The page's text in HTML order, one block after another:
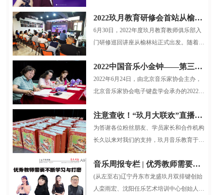
2022玖月教育研修会首站从榆林启航
6月30日，2022年度玖月教育教师俱乐部入
门研修巡回讲座从榆林站正式出发。随着疫
2022中国音乐小金钟——第三届全国电子键盘展演北京选拔赛圆满结束
2022年6月24日，由北京音乐家协会主办，
北京音乐家协会电子键盘学会承办的2022中
注意查收！“玖月大联欢”直播大礼包整装待发！
为答谢各位粉丝朋友、学员家长和合作机构
长久以来对我们的支持，玖月音乐教育于12
音乐周报专栏 | 优秀教师需要不断学习与打磨
(从左至右)辽宁丹东市龙盛玖月双排键创始
人栾雨宏、沈阳任乐艺术培训中心创始人任